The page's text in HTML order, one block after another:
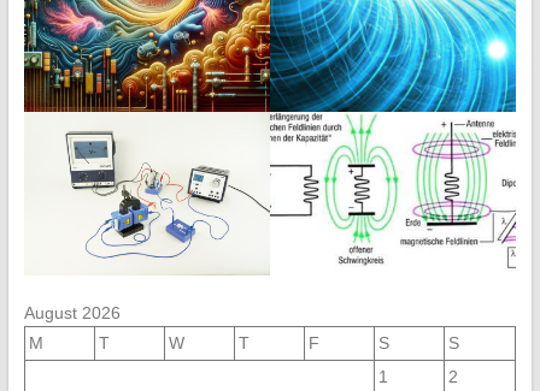
August 2026
M
T W T F S
S
1
2